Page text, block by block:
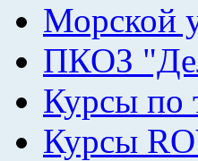
Морской
ПКОЗ
Курсы по
Курсы